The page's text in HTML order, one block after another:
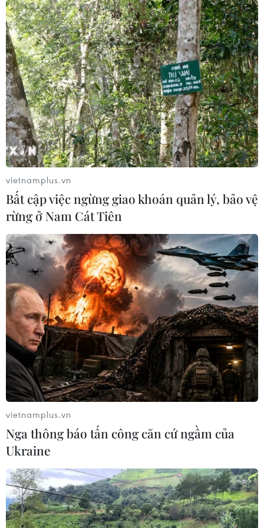
vietnamplus.vn
Bất cập việc ngừng giao khoán quản lý, bảo vệ
rừng ở Nam Cát Tiên
vietnamplus.vn
Nga thông báo tấn công căn cứ ngầm của
Ukraine